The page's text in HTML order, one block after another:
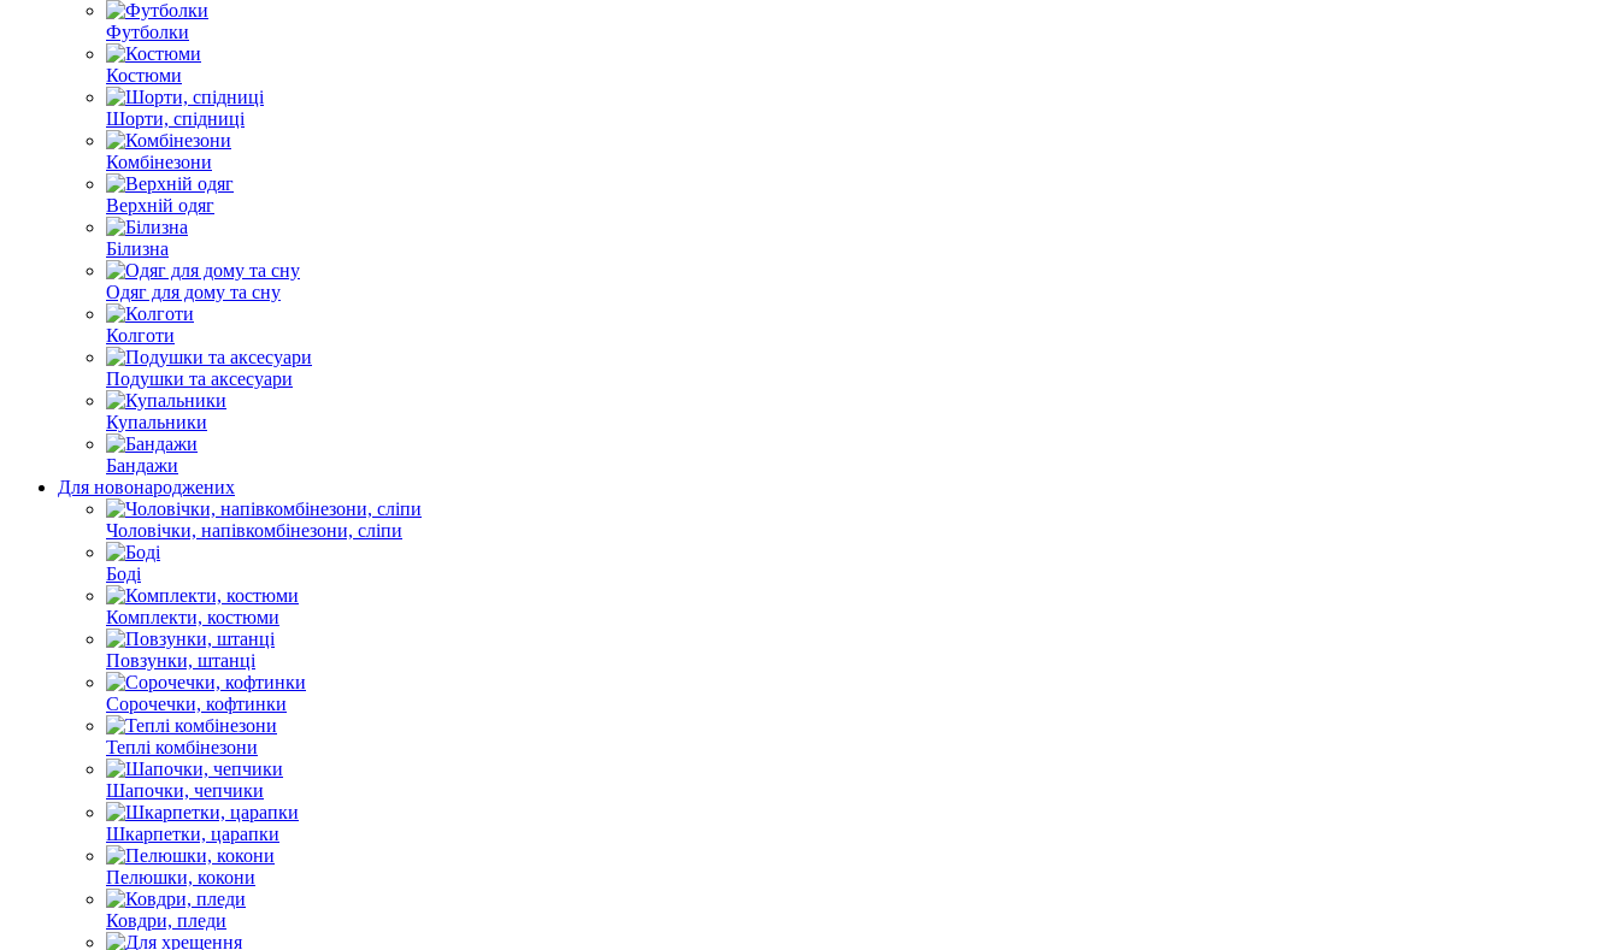
Футболки
Костюми
Шорти, спідниці
Комбінезони
Верхній одяг
Білизна
Одяг для дому та сну
Колготи
Подушки та аксесуари
Купальники
Бандажи
Для новонароджених
Чоловічки, напівкомбінезони, сліпи
Боді
Комплекти, костюми
Повзунки, штанці
Сорочечки, кофтинки
Теплі комбінезони
Шапочки, чепчики
Шкарпетки, царапки
Пелюшки, кокони
Ковдри, пледи